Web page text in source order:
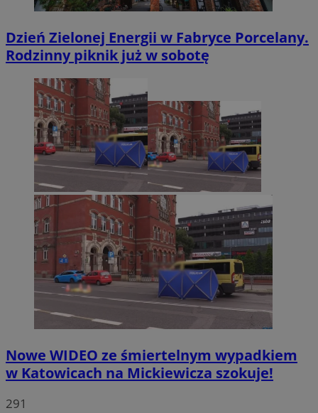
Dzień Zielonej Energii w Fabryce Porcelany.
Rodzinny piknik już w sobotę
Nowe WIDEO ze śmiertelnym wypadkiem
w Katowicach na Mickiewicza szokuje!
291